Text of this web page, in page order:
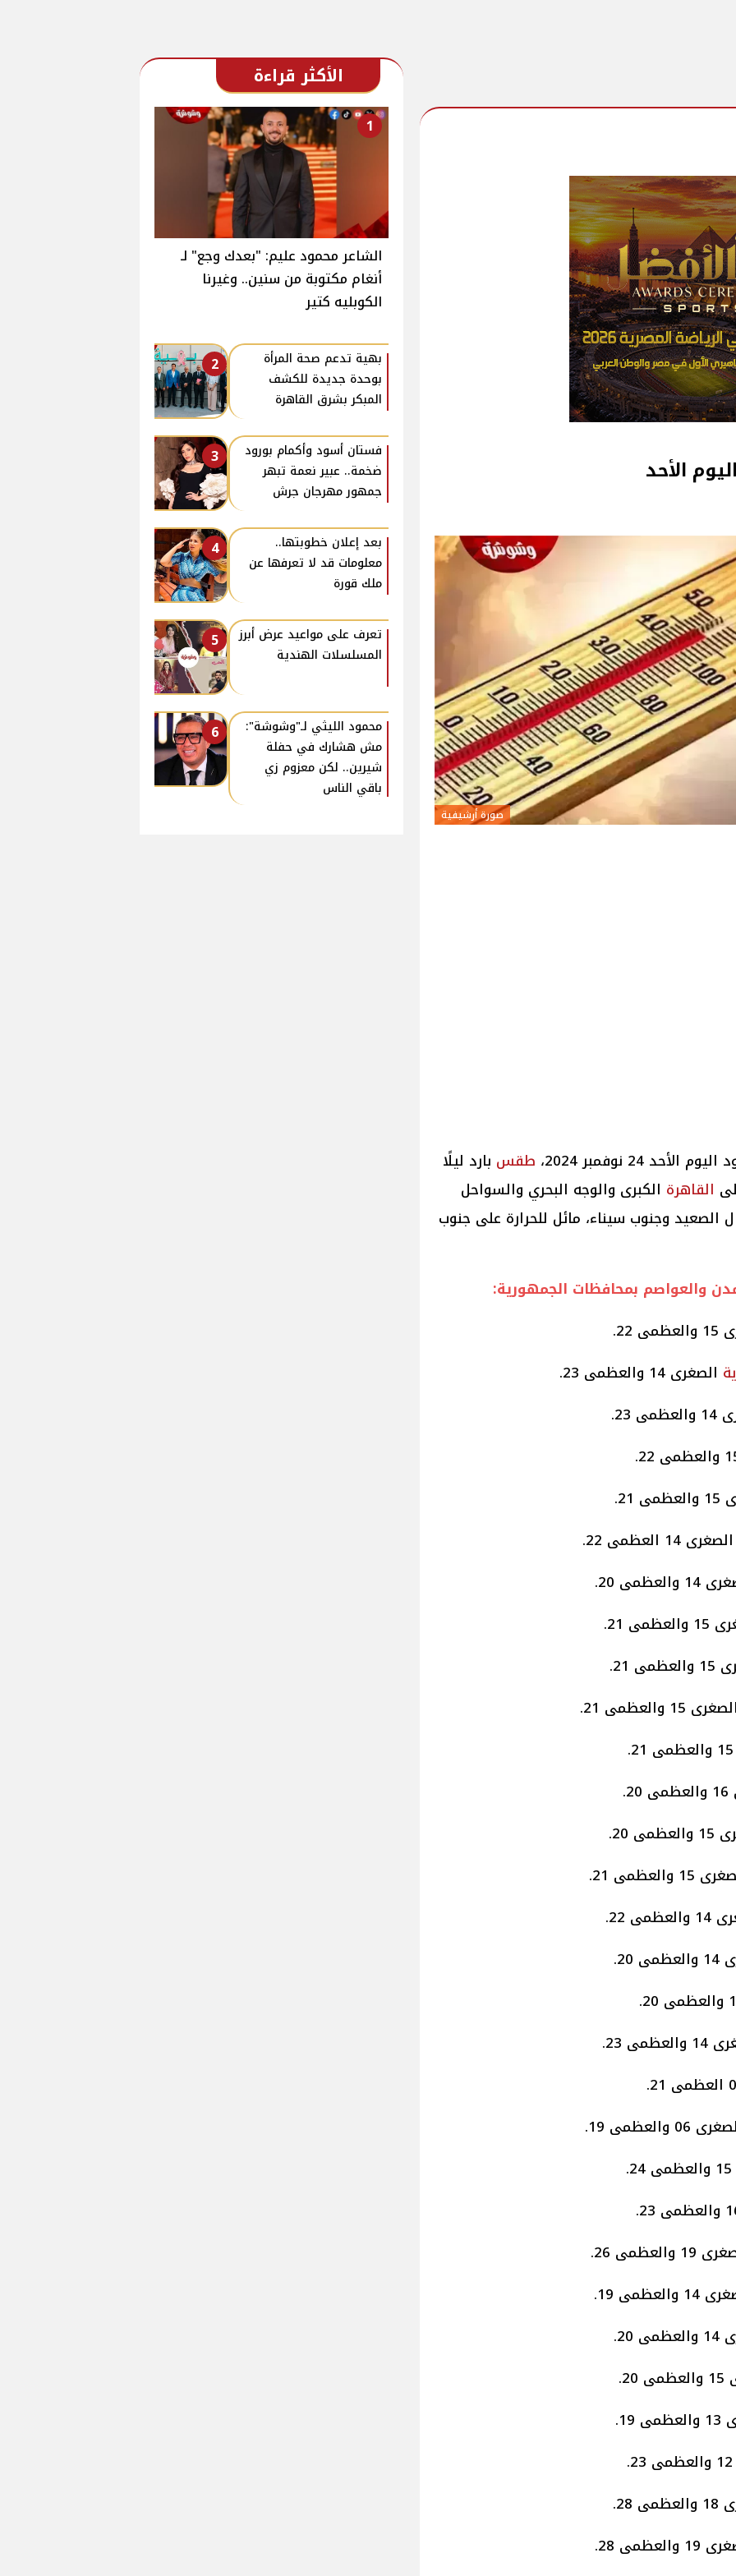
الأحد
صورة أرشيفية
الأحد 24 نوفمبر 2024، طقس بارد ليلًا
القاهرة الكبرى والوجه البحري والسواحل
وجنوب سيناء، مائل للحرارة على جنوب
والعواصم بمحافظات الجمهورية:
22.
الصغرى 14 والعظمى 23.
22.
20.
21.
21.
21.
22.
23.
19.
26.
19.
28.
28.
الأكثر قراءة
1
الشاعر محمود عليم: "بعدك وجع" لـ
أنغام مكتوبة من سنين.. وغيرنا
الكوبليه كتير
2
بهية تدعم صحة المرأة
بوحدة جديدة للكشف
المبكر بشرق القاهرة
3
فستان أسود وأكمام بورود
ضخمة.. عبير نعمة تبهر
جمهور مهرجان جرش
4
بعد إعلان خطوبتها..
معلومات قد لا تعرفها عن
ملك قورة
5
تعرف على مواعيد عرض أبرز
المسلسلات الهندية
6
محمود الليثي لـ"وشوشة":
مش هشارك في حفلة
شيرين.. لكن معزوم زي
باقي الناس